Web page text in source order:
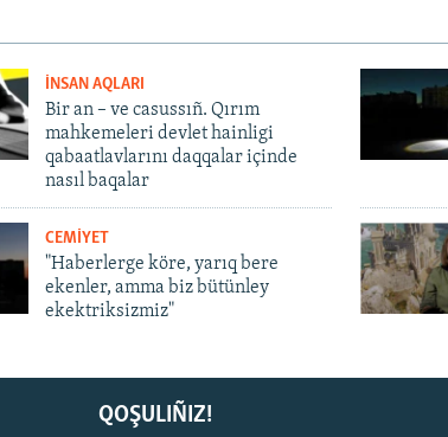
İNSAN AQLARI
Bir an – ve casussıñ. Qırım
mahkemeleri devlet hainligi
qabaatlavlarını daqqalar içinde
nasıl baqalar
CEMİYET
"Haberlerge köre, yarıq bere
ekenler, amma biz bütünley
ekektriksizmiz"
QOŞULIÑIZ!